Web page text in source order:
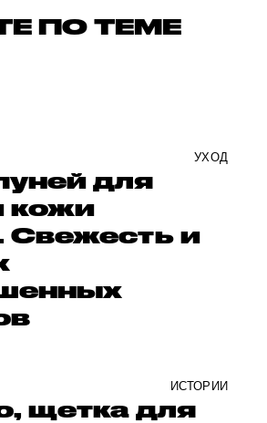
ПО ТЕМЕ
УХОД
для
кожи
Свежесть и
ИСТОРИИ
щетка для